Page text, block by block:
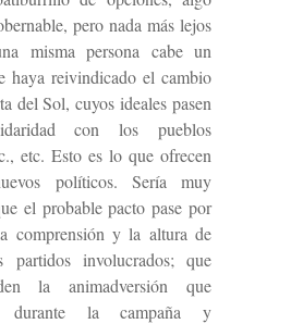
pero nada más lejos
misma persona cabe un
haya reivindicado el cambio
del Sol, cuyos ideales pasen
con los pueblos
etc. Esto es lo que ofrecen
políticos. Sería muy
el probable pacto pase por
comprensión y la altura de
partidos involucrados; que
la animadversión que
durante la campaña y